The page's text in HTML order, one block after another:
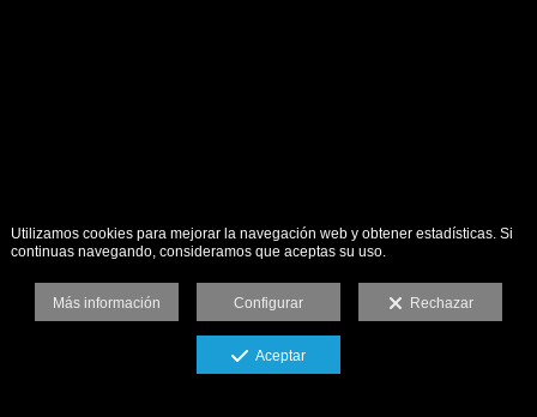
Utilizamos cookies para mejorar la navegación web y obtener estadísticas. Si
continuas navegando, consideramos que aceptas su uso.
Más información Configurar Rechazar
Aceptar